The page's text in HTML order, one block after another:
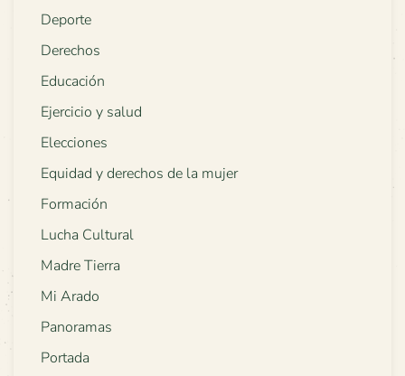
Deporte
Derechos
Educación
Ejercicio y salud
Elecciones
Equidad y derechos de la mujer
Formación
Lucha Cultural
Madre Tierra
Mi Arado
Panoramas
Portada